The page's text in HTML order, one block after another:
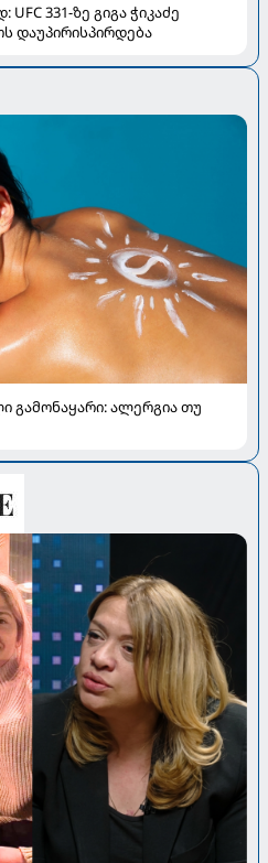
331-ზე გიგა ჭიკაძე
დაუპირისპირდება
გამონაყარი: ალერგია თუ